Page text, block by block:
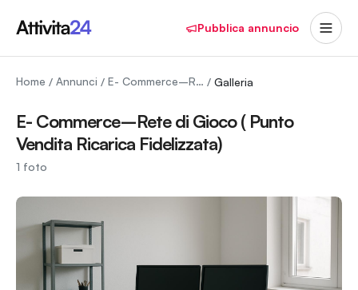
Pubblica annuncio
Home / Annunci / E- Commerce–Rete di Gioco ( Punto Vendita Ricarica Fidelizzata) / Galleria
E- Commerce–Rete di Gioco ( Punto
Vendita Ricarica Fidelizzata)
1 foto